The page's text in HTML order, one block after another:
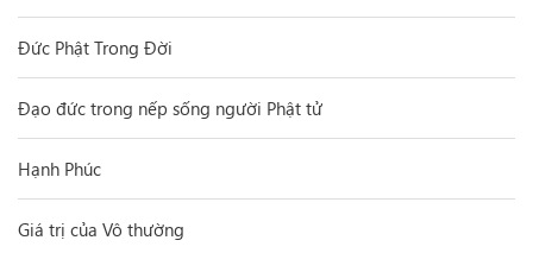
Đức Phật Trong Đời
Đạo đức trong nếp sống người Phật tử
Hạnh Phúc
Giá trị của Vô thường